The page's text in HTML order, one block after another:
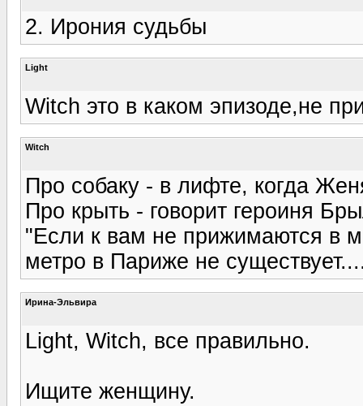
2. Ирония судьбы
Light
Witch это в каком эпизоде,не
Witch
Про собаку - в лифте, когда
Про крыть - говорит героиня
"Если к вам не прижимаются в
метро в Париже не
Ирина-Эльвира
Light, Witch, все правильно.
Ищите женщину.